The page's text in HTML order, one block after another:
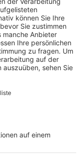
beheizt,
den
kaltes Wasser
umstellen.
in allen
Grad heizen.